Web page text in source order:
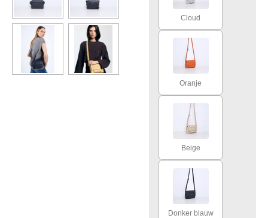
Cloud
Oranje
Beige
Donker blauw